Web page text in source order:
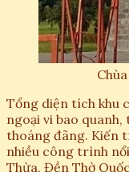
Tổng diện tích khu
ngoại vi bao
thoáng đãng. Kiến
nhiều công trình
Thừa, Đền Thờ